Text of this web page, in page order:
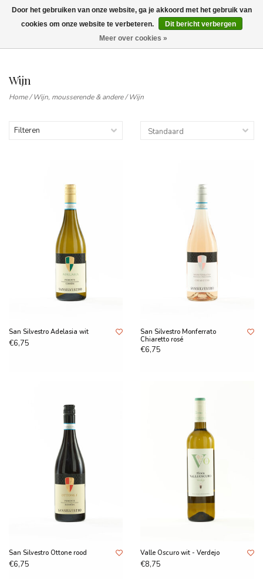
Wij leveren tot aan uw deur. Afhalen is mogelijk.
Wijn
Home/Wijn, mousserende & andere/Wijn
Filteren
San Silvestro Adelasia wit
€6,75
San Silvestro Monferrato
Chiaretto rosé
€6,75
San Silvestro Ottone rood
€6,75
Valle Oscuro wit - Verdejo
€8,75
Door het gebruiken van onze website, ga je akkoord met het gebruik van
cookies om onze website te verbeteren.
Dit bericht verbergen
Meer over cookies »